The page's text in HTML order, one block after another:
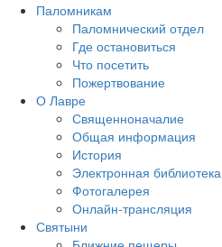
Паломникам
Паломнический отдел
Где остановиться
Что посетить
Пожертвование
О Лавре
Священноначалие
Общая информация
История
Электронная библиотека
Фотогалерея
Онлайн-трансляция
Святыни